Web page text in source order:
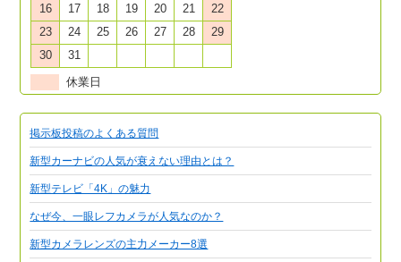
16
17 18 19 20 21
22
23
24 25 26 27 28
29
30
31
休業日
掲示板投稿のよくある質問
新型カーナビの人気が衰えない理由とは？
新型テレビ「4K」の魅力
なぜ今、一眼レフカメラが人気なのか？
新型カメラレンズの主力メーカー8選